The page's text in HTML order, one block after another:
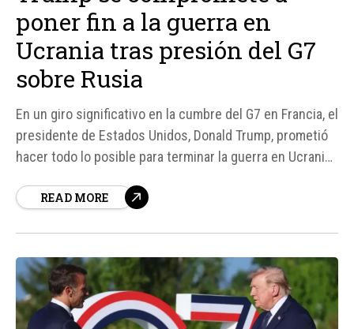
poner fin a la guerra en
Ucrania tras presión del G7
sobre Rusia
En un giro significativo en la cumbre del G7 en Francia, el
presidente de Estados Unidos, Donald Trump, prometió
hacer todo lo posible para terminar la guerra en Ucrania.
del G7 acordaran aumentar la presión sobre Rusia
READ MORE